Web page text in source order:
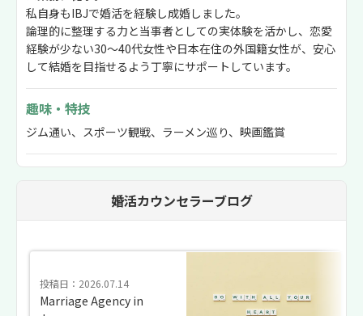
私自身もIBJで婚活を経験し成婚しました。
論理的に整理する力と当事者としての実体験を活かし、恋愛
経験が少ない30〜40代女性や日本在住の外国籍女性が、安心
して結婚を目指せるよう丁寧にサポートしています。
趣味・特技
ジム通い、スポーツ観戦、ラーメン巡り、映画鑑賞
婚活カウンセラーブログ
投稿日：2026.07.14
Marriage Agency in